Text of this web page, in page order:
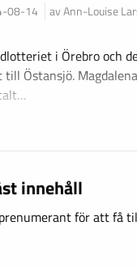
08-14 av Ann-Louise
i Örebro och
Östansjö.
innehåll
för att få